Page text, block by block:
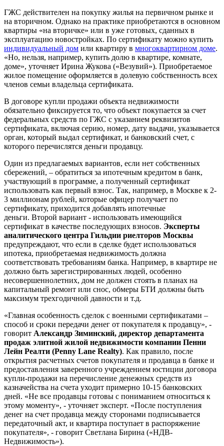
ГЖС действителен на покупку жилья на первичном рынке и
на вторичном. Однако на практике приобретаются в основном
квартиры «на вторичке» или в уже готовых, сданных в
эксплуатацию новостройках. По сертификату можно купить
индивидуальный дом или квартиру в многоквартирном доме.
«Но, нельзя, например, купить долю в квартире, комнате,
доме», уточняет Ирина Жукова («Везувий»). Приобретаемое
жилое помещение оформляется в долевую собственность всех
членов семьи владельца сертификата.
В договоре купли продажи объекта недвижимости
обязательно фиксируется то, что объект покупается за счет
федеральных средств по ГЖС с указанием реквизитов
сертификата, включая серию, номер, дату выдачи, указывается
орган, который выдал сертификат, и банковский счет, с
которого перечислятся деньги продавцу.
Один из предлагаемых вариантов, если нет собственных
сбережений, – обратиться за ипотечным кредитом в банк,
участвующий в программе, а полученный сертификат
использовать как первый взнос. Так, например, в Москве к 2-
3 миллионам рублей, которые офицер получает по
сертификату, приходится добавлять ипотечные
деньги. Второй вариант - использовать имеющийся
сертификат в качестве последующих взносов. Эксперты
аналитического центра Гильдии риелторов Москвы
предупреждают, что если в сделке будет использоваться
ипотека, приобретаемая недвижимость должна
соответствовать требованиям банка. Например, в квартире не
должно быть зарегистрированных людей, особенно
несовершеннолетних, дом не должен стоять в планах на
капитальный ремонт или снос, обмеры БТИ должны быть
максимум трехгодичной давности и т.д.
«Главная особенность сделок с военными сертификатами –
способ и сроки передачи денег от покупателя к продавцу», -
говорит Александр Зиминский, директор департамента
продаж элитной жилой недвижимости компании Пенни
Лейн Реалти (Penny Lane Realty). Как правило, после
открытия расчетных счетов покупателя и продавца в банке и
предоставления заверенного учреждением юстиции договора
купли-продажи на перечисление денежных средств из
казначейства на счета уходит примерно 10-15 банковских
дней. «Не все продавцы готовы с пониманием относиться к
этому моменту», - уточняет эксперт. «После поступления
денег на счет продавца между сторонами подписывается
передаточный акт, и квартира поступает в распоряжение
покупателя», - говорит Светлана Бирина («НДВ-
Недвижимость»).